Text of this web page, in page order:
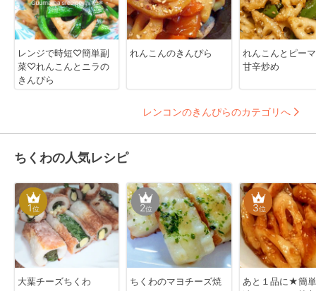
レンジで時短♡簡単副
菜♡れんこんとニラの
きんぴら
れんこんのきんぴら
れんこんとピー
甘辛炒め
レンコンのきんぴらのカテゴリへ
ちくわの人気レシピ
1位
大葉チーズちくわ
2位
ちくわのマヨチーズ焼
3位
あと１品に★簡